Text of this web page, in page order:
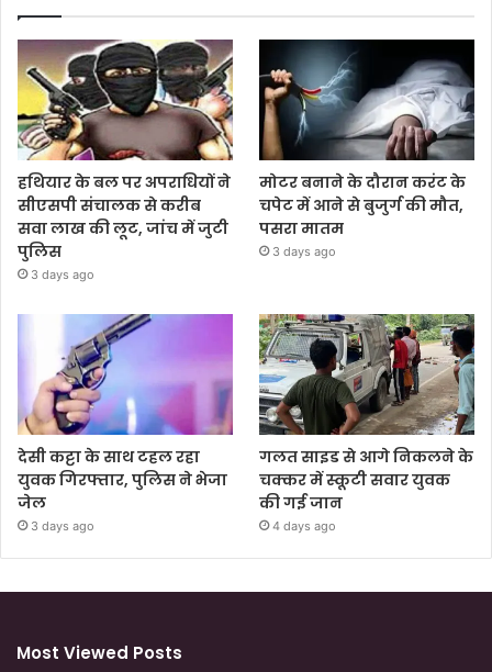
हथियार के बल पर अपराधियों ने
सीएसपी संचालक से करीब
सवा लाख की लूट, जांच में जुटी
पुलिस
3 days ago
मोटर बनाने के दौरान करंट के
चपेट में आने से बुजुर्ग की मौत,
पसरा मातम
3 days ago
देसी कट्टा के साथ टहल रहा
युवक गिरफ्तार, पुलिस ने भेजा
जेल
3 days ago
गलत साइड से आगे निकलने के
चक्कर में स्कूटी सवार युवक
की गई जान
4 days ago
Most Viewed Posts